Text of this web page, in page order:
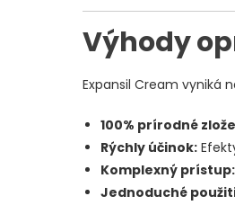
Výhody
Expansil Cream vyniká
100% prírodné
Rýchly účinok:
Komplexný prístup:
Jednoduché